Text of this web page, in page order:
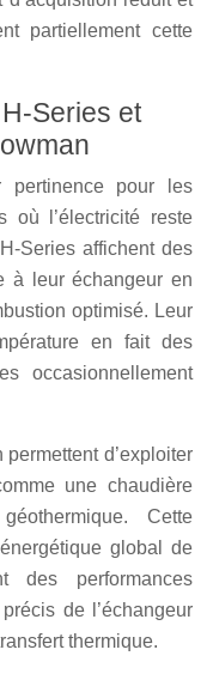
partiellement cette
Series et
pertinence pour les
où l’électricité reste
Series affichent des
à leur échangeur en
optimisé. Leur
en fait des
occasionnellement
d’exploiter
une chaudière
Cette
global de
des performances
de l’échangeur
thermique.